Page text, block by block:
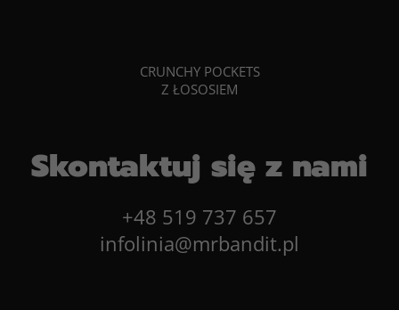
CRUNCHY POCKETS
Z ŁOSOSIEM
Skontaktuj się z nami
+48 519 737 657
infolinia@mrbandit.pl